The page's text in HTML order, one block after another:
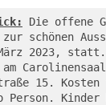
Die offene
schönen
2023,
am
15.
Person.